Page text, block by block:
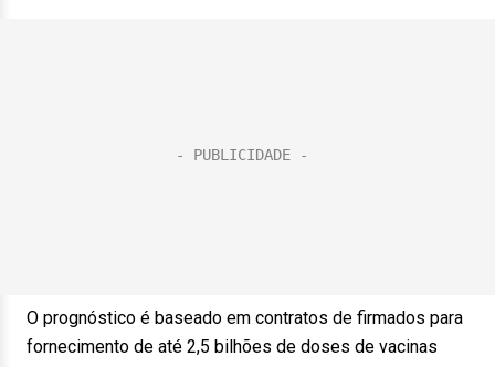
O prognóstico é baseado em contratos de firmados para
fornecimento de até 2,5 bilhões de doses de vacinas